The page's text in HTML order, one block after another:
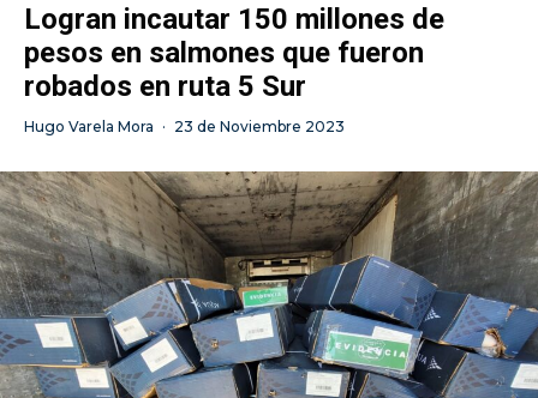
Logran incautar 150 millones de
pesos en salmones que fueron
robados en ruta 5 Sur
Hugo Varela Mora · 23 de Noviembre 2023